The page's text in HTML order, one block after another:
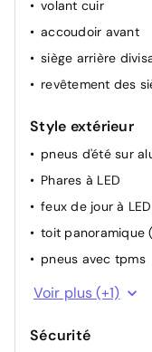
climatisation
siège chauffant
volant cuir
accoudoir avant
siège arrière
revêtement des
Style extérieur
pneus d'été sur
Phares à LED
feux de jour à LED
toit panoramique
pneus avec tpms
galerie de toit
Voir plus (+1)
Sécurité